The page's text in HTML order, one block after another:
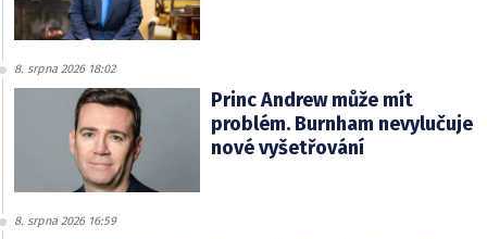
8. srpna 2026 18:02
Princ Andrew může mít
problém. Burnham nevylučuje
nové vyšetřování
8. srpna 2026 16:59